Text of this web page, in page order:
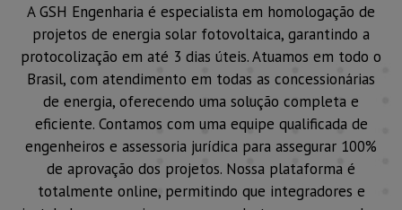
A GSH Engenharia é especialista em homologação de
projetos de energia solar fotovoltaica, garantindo a
protocolização em até 3 dias úteis. Atuamos em todo o
Brasil, com atendimento em todas as concessionárias
de energia, oferecendo uma solução completa e
eficiente. Contamos com uma equipe qualificada de
engenheiros e assessoria jurídica para assegurar 100%
de aprovação dos projetos. Nossa plataforma é
totalmente online, permitindo que integradores e